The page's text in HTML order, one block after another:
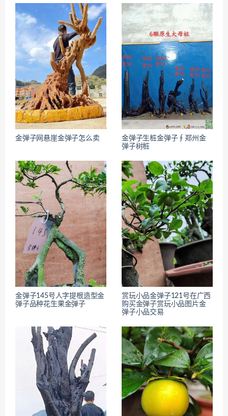
金弹子网悬崖金弹子怎么卖
金弹子生桩金弹子∮郑州金
弹子树桩
金弹子145号人字提根造型金
弹子品种花生果金弹子
赏玩小品金弹子121号在广西
购买金弹子赏玩小品图片金
弹子小品交易